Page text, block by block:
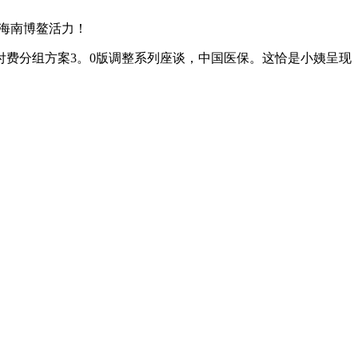
南博鳌活力！
分组方案3。0版调整系列座谈，中国医保。这恰是小姨呈现